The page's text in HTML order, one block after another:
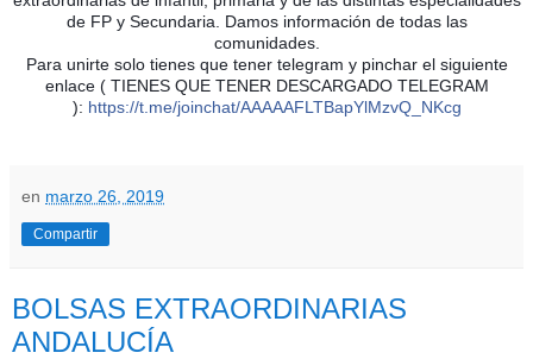
de FP y Secundaria. Damos información de todas las
comunidades.
Para unirte solo tienes que tener telegram y pinchar el siguiente
enlace ( TIENES QUE TENER DESCARGADO TELEGRAM
): https://t.me/joinchat/AAAAAFLTBapYlMzvQ_NKcg
en marzo 26, 2019
Compartir
BOLSAS EXTRAORDINARIAS
ANDALUCÍA